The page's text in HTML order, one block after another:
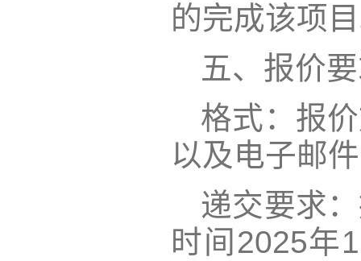
的完成该项
五、报价
格式：报
以及电子邮
递交要求
时间2025年